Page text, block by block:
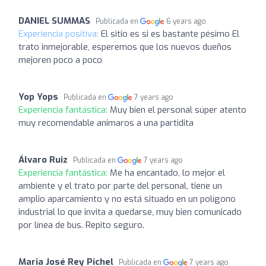
DANIEL SUMMAS Publicada en 6 years ago
Experiencia positiva: El sitio es si es bastante pésimo El
trato inmejorable, esperemos que los nuevos dueños
mejoren poco a poco
Yop Yops Publicada en 7 years ago
Experiencia fantástica: Muy bien el personal súper atento
muy recomendable animaros a una partidita
Álvaro Ruiz Publicada en 7 years ago
Experiencia fantástica: Me ha encantado, lo mejor el
ambiente y el trato por parte del personal, tiene un
amplio aparcamiento y no está situado en un polígono
industrial lo que invita a quedarse, muy bien comunicado
por línea de bus. Repito seguro.
Maria José Rey Pichel Publicada en 7 years ago